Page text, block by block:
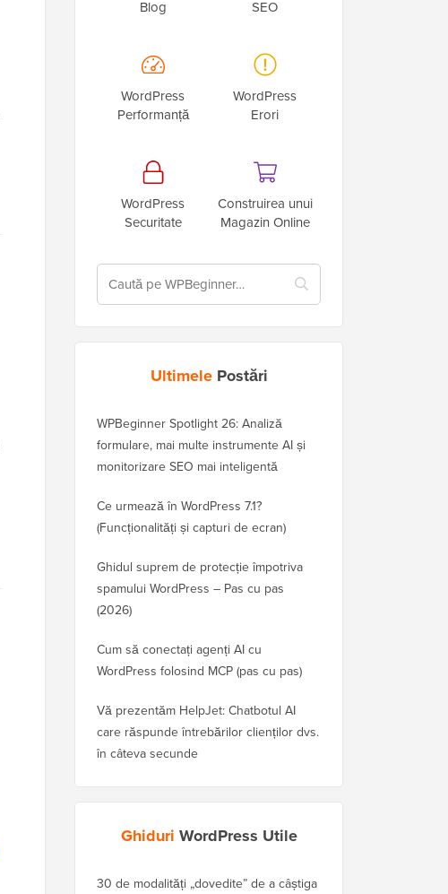
Blog
SEO
WordPress
Performanță
WordPress
Erori
WordPress
Securitate
Construirea unui
Magazin Online
UltimelePostări
WPBeginner Spotlight 26: Analiză
formulare, mai multe instrumente AI și
monitorizare SEO mai inteligentă
Ce urmează în WordPress 7.1?
(Funcționalități și capturi de ecran)
Ghidul suprem de protecție împotriva
spamului WordPress – Pas cu pas
(2026)
Cum să conectați agenți AI cu
WordPress folosind MCP (pas cu pas)
Vă prezentăm HelpJet: Chatbotul AI
care răspunde întrebărilor clienților dvs.
în câteva secunde
Ghiduri WordPress Utile
30 de modalități „dovedite” de a câștiga